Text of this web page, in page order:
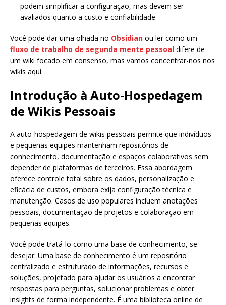
podem simplificar a configuração, mas devem ser
avaliados quanto a custo e confiabilidade.
Você pode dar uma olhada no Obsidian ou ler como um
fluxo de trabalho de segunda mente pessoal difere de
um wiki focado em consenso, mas vamos concentrar-nos nos
wikis aqui.
Introdução à Auto-Hospedagem
de Wikis Pessoais
A auto-hospedagem de wikis pessoais permite que indivíduos
e pequenas equipes mantenham repositórios de
conhecimento, documentação e espaços colaborativos sem
depender de plataformas de terceiros. Essa abordagem
oferece controle total sobre os dados, personalização e
eficácia de custos, embora exija configuração técnica e
manutenção. Casos de uso populares incluem anotações
pessoais, documentação de projetos e colaboração em
pequenas equipes.
Você pode tratá-lo como uma base de conhecimento, se
desejar: Uma base de conhecimento é um repositório
centralizado e estruturado de informações, recursos e
soluções, projetado para ajudar os usuários a encontrar
respostas para perguntas, solucionar problemas e obter
insights de forma independente. É uma biblioteca online de